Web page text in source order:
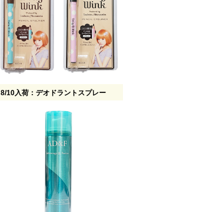
8/10入荷：デオドラントスプレー